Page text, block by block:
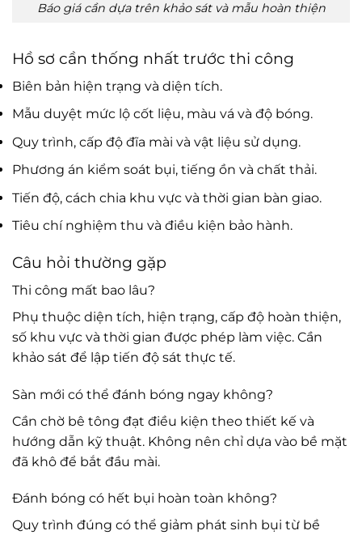
Báo giá cần dựa trên khảo sát và mẫu hoàn thiện
Hồ sơ cần thống nhất trước thi công
Biên bản hiện trạng và diện tích.
Mẫu duyệt mức lộ cốt liệu, màu vá và độ bóng.
Quy trình, cấp độ đĩa mài và vật liệu sử dụng.
Phương án kiểm soát bụi, tiếng ồn và chất thải.
Tiến độ, cách chia khu vực và thời gian bàn giao.
Tiêu chí nghiệm thu và điều kiện bảo hành.
Câu hỏi thường gặp
Thi công mất bao lâu?
Phụ thuộc diện tích, hiện trạng, cấp độ hoàn thiện,
số khu vực và thời gian được phép làm việc. Cần
khảo sát để lập tiến độ sát thực tế.
Sàn mới có thể đánh bóng ngay không?
Cần chờ bê tông đạt điều kiện theo thiết kế và
hướng dẫn kỹ thuật. Không nên chỉ dựa vào bề mặt
đã khô để bắt đầu mài.
Đánh bóng có hết bụi hoàn toàn không?
Quy trình đúng có thể giảm phát sinh bụi từ bề